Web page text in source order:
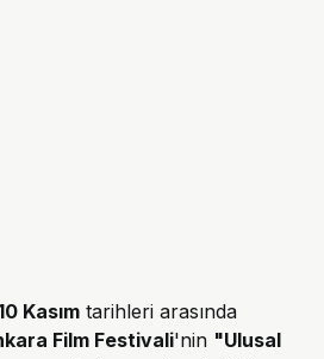
Kasım tarihleri arasında
Film Festivali'nin "Ulusal